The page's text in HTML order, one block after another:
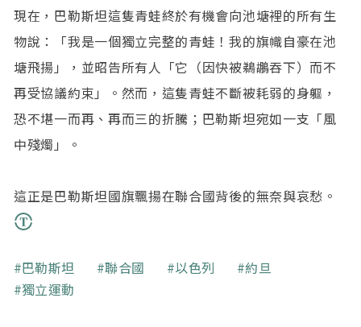
現在，巴勒斯坦這隻青蛙終於有機會向池塘裡的所有生
物說：「我是一個獨立完整的青蛙！我的旗幟自豪在池
塘飛揚」，並昭告所有人「它（因快被鵜鶘吞下）而不
再受協議約束」。然而，這隻青蛙不斷被耗弱的身軀，
恐不堪一而再、再而三的折騰；巴勒斯坦宛如一支「風
中殘燭」。
這正是巴勒斯坦國旗飄揚在聯合國背後的無奈與哀愁。
關鍵字
巴勒斯坦 聯合國 以色列
約旦
獨立運動